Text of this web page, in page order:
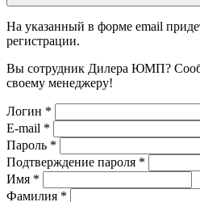
На указанный в форме email
регистрации.
Вы сотрудник Дилера ЮМП?
своему менеджеру!
Логин *
E-mail *
Пароль *
Подтверждение пароля *
Имя *
Фамилия *